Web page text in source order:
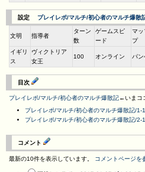
設定 プレイレポ/マルチ/初心者のマルチ爆散
文明 指導者
ターン
数
ゲームスピ
ード
マッ
プ
イギリ
ス
ヴィクトリア
女王
100 オンライン パン
目次
プレイレポ/マルチ/初心者のマルチ爆散記←いまコ
プレイレポ/マルチ/初心者のマルチ爆散記/1-1
プレイレポ/マルチ/初心者のマルチ爆散記/2-1
コメント
最新の10件を表示しています。 コメントページを